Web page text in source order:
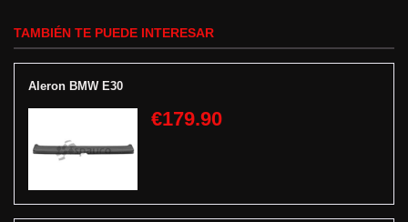
TAMBIÉN TE PUEDE INTERESAR
Aleron BMW E30
€179.90